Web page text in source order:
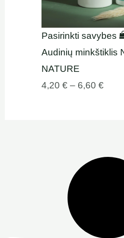
Pasirinkti savybes
Audinių minkštiklis
NATURE
4,20€ – 6,60€